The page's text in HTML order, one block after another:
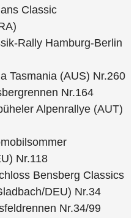
Classic
Rally Hamburg-Berlin
Tasmania (AUS) Nr.260
Nr.164
Alpenrallye (AUT)
Nr.118
Bensberg Classics
DEU) Nr.34
Nr.34/99